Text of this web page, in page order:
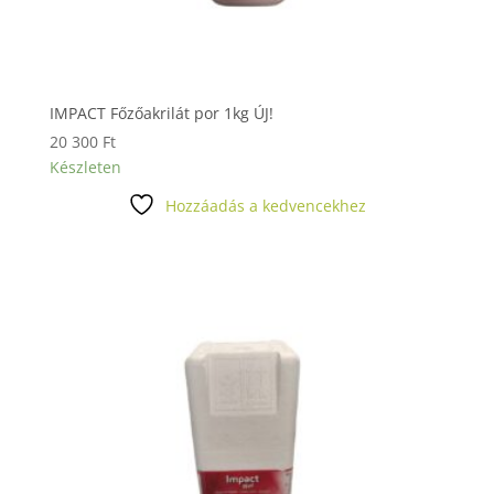
IMPACT Főzőakrilát por 1kg ÚJ!
20 300 Ft
Készleten
Hozzáadás a kedvencekhez